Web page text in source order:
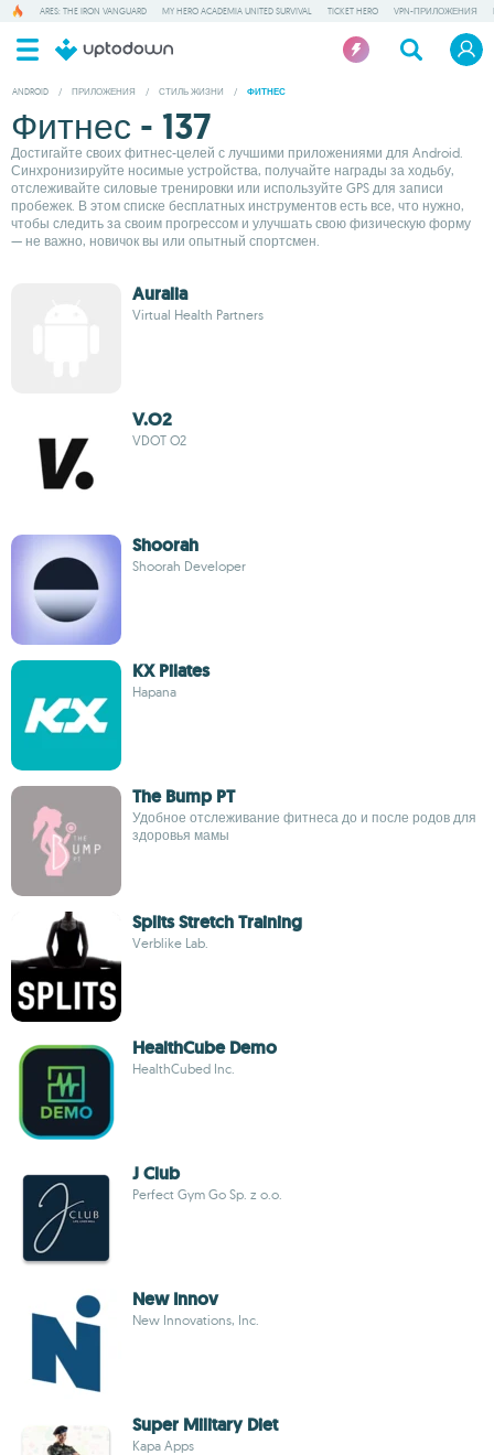
ARES: THE IRON VANGUARD MY HERO ACADEMIA UNITED SURVIVAL TICKET HERO VPN-ПРИЛОЖЕНИЯ
ANDROID / ПРИЛОЖЕНИЯ / СТИЛЬ ЖИЗНИ / ФИТНЕС
Фитнес - 137
Достигайте своих фитнес-целей с лучшими приложениями для Android.
Синхронизируйте носимые устройства, получайте награды за ходьбу,
отслеживайте силовые тренировки или используйте GPS для записи
пробежек. В этом списке бесплатных инструментов есть все, что нужно,
чтобы следить за своим прогрессом и улучшать свою физическую форму
— не важно, новичок вы или опытный спортсмен.
Auralia
Virtual Health Partners
V.O2
VDOT O2
Shoorah
Shoorah Developer
KX Pilates
Hapana
The Bump PT
Удобное отслеживание фитнеса до и после родов для
здоровья мамы
Splits Stretch Training
Verblike Lab.
HealthCube Demo
HealthCubed Inc.
J Club
Perfect Gym Go Sp. z o.o.
New Innov
New Innovations, Inc.
Super Military Diet
Kapa Apps